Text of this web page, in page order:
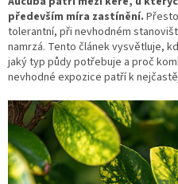
především míra zastínění.
tolerantní, při nevhodném
namrzá. Tento článek vysvětluje,
jaký typ půdy potřebuje a proč
nevhodné expozice patří k